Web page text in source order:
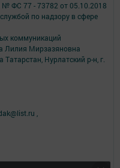
ФС 77 -⁠ 73782 от 05.10.2018
по надзору в сфере
коммуникаций
Лилия Мирзазяновна
Нурлатский р-н, г.
,